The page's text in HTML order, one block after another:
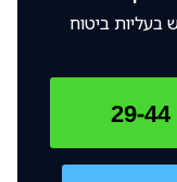
ביטוח
29-44